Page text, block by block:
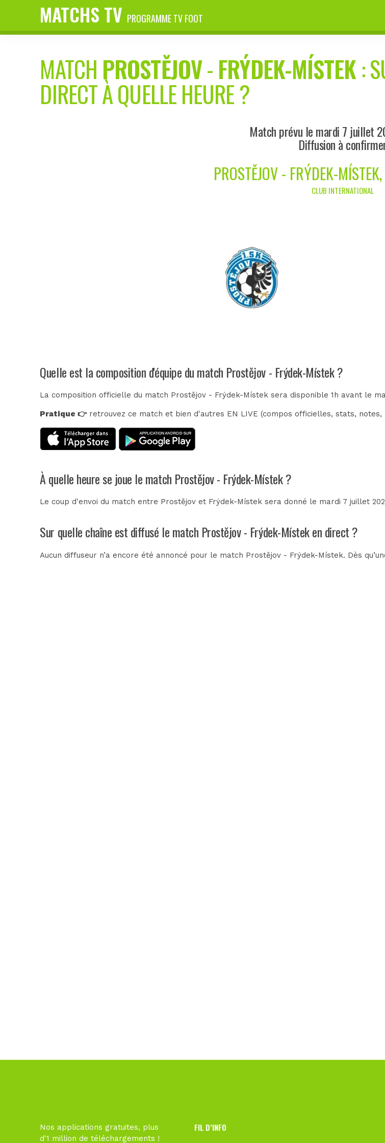
MATCHS TV PROGRAMME TV FOOT
MATCH PROSTĚJOV-FRÝDEK-MÍSTEK:
DIRECT À QUELLE HEURE ?
Match prévu le mardi 7 juillet
Diffusion à
PROSTĚJOV - FRÝDEK-
CLUB INTERNATIONAL
Quelle est la composition d'équipe du match Prostějov - Frýdek-Místek ?
La composition officielle du match Prostějov - Frýdek-Místek sera disponible 1h avant le
Pratique 👉retrouvez ce match et bien d'autres EN LIVE (compos officielles, stats, notes,
À quelle heure se joue le match Prostějov - Frýdek-Místek ?
Le coup d'envoi du match entre Prostějov et Frýdek-Místek sera donné le mardi 7 juillet
Sur quelle chaîne est diffusé le match Prostějov - Frýdek-Místek en direct ?
Aucun diffuseur n’a encore été annoncé pour le match Prostějov - Frýdek-Místek. Dès
Nos applications gratuites, plus
d'1 million de téléchargements !
FIL D’INFO